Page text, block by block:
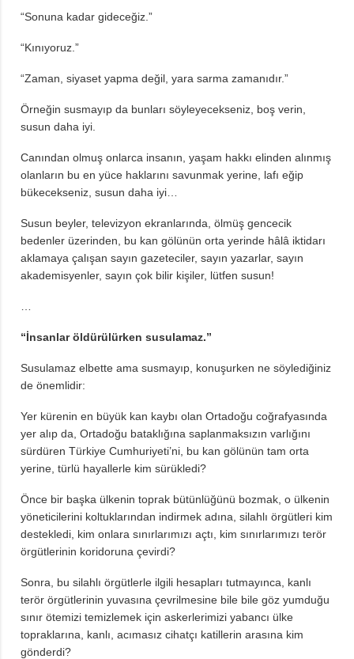
“Sonuna kadar gideceğiz.”
“Kınıyoruz.”
“Zaman, siyaset yapma değil, yara sarma zamanıdır.”
Örneğin susmayıp da bunları söyleyecekseniz, boş verin,
susun daha iyi.
Canından olmuş onlarca insanın, yaşam hakkı elinden alınmış
olanların bu en yüce haklarını savunmak yerine, lafı eğip
bükecekseniz, susun daha iyi…
Susun beyler, televizyon ekranlarında, ölmüş gencecik
bedenler üzerinden, bu kan gölünün orta yerinde hâlâ iktidarı
aklamaya çalışan sayın gazeteciler, sayın yazarlar, sayın
akademisyenler, sayın çok bilir kişiler, lütfen susun!
“İnsanlar öldürülürken susulamaz.”
Susulamaz elbette ama susmayıp, konuşurken ne söylediğiniz
de önemlidir:
Yer kürenin en büyük kan kaybı olan Ortadoğu coğrafyasında
yer alıp da, Ortadoğu bataklığına saplanmaksızın varlığını
sürdüren Türkiye Cumhuriyeti’ni, bu kan gölünün tam orta
yerine, türlü hayallerle kim sürükledi?
Önce bir başka ülkenin toprak bütünlüğünü bozmak, o ülkenin
yöneticilerini koltuklarından indirmek adına, silahlı örgütleri kim
destekledi, kim onlara sınırlarımızı açtı, kim sınırlarımızı terör
örgütlerinin koridoruna çevirdi?
Sonra, bu silahlı örgütlerle ilgili hesapları tutmayınca, kanlı
terör örgütlerinin yuvasına çevrilmesine bile bile göz yumduğu
sınır ötemizi temizlemek için askerlerimizi yabancı ülke
topraklarına, kanlı, acımasız cihatçı katillerin arasına kim
gönderdi?